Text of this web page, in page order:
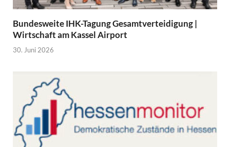
Bundesweite IHK-Tagung Gesamtverteidigung |
Wirtschaft am Kassel Airport
30. Juni 2026